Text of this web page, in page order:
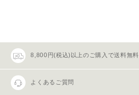
8,800円(税込)以上のご購入で送料無料
よくあるご質問